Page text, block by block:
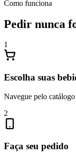
Como funciona
Pedir nunca
1
Escolha suas
Navegue pelo
2
Faça seu pedido